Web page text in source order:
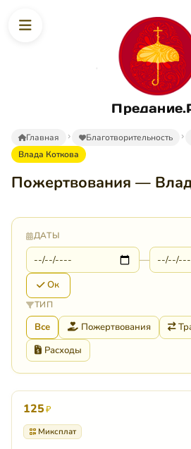
Главная Благотворительность
Влада Коткова
Пожертвования —
ДАТЫ
—
Ок
ТИП
Все Пожертвования
Расходы
125₽
Миксплат